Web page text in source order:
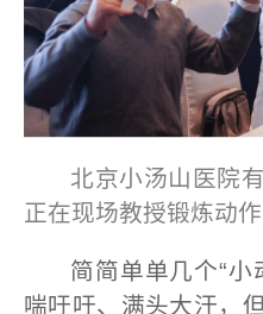
北京小汤山医院
正在现场教授锻炼动作
简简单单几个“小
喘吁吁、满头大汗，